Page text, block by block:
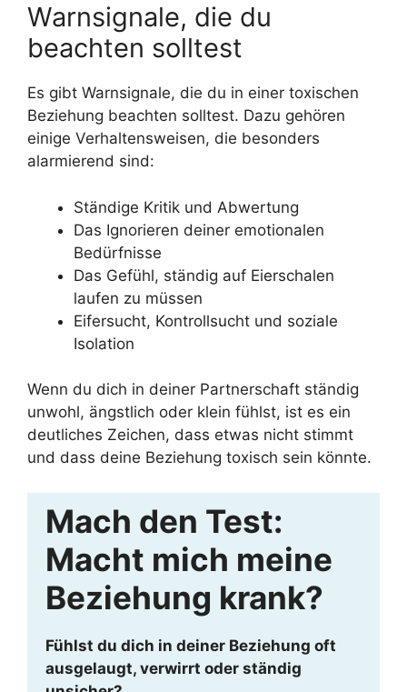
Warnsignale, die du
beachten solltest
Es gibt Warnsignale, die du in einer toxischen
Beziehung beachten solltest. Dazu gehören
einige Verhaltensweisen, die besonders
alarmierend sind:
Ständige Kritik und Abwertung
Das Ignorieren deiner emotionalen
Bedürfnisse
Das Gefühl, ständig auf Eierschalen
laufen zu müssen
Eifersucht, Kontrollsucht und soziale
Isolation
Wenn du dich in deiner Partnerschaft ständig
unwohl, ängstlich oder klein fühlst, ist es ein
deutliches Zeichen, dass etwas nicht stimmt
und dass deine Beziehung toxisch sein könnte.
Mach den Test:
Macht mich meine
Beziehung krank?
Fühlst du dich in deiner Beziehung oft
ausgelaugt, verwirrt oder ständig